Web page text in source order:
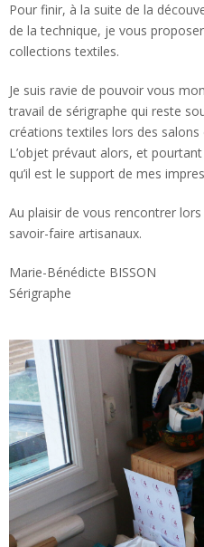
Pour finir, à la suite de la
de la technique, je vous
collections textiles.
Je suis ravie de pouvoir vous
travail de sérigraphe qui reste
créations textiles lors des salons
L’objet prévaut alors, et
qu’il est le support de mes
Au plaisir de vous rencontrer
savoir-faire artisanaux.
Marie-Bénédicte BISSON
Sérigraphe